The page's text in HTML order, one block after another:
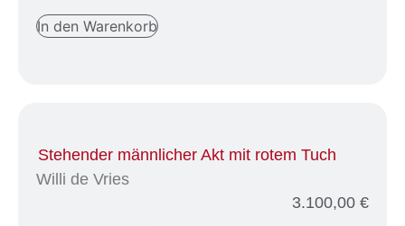
In den Warenkorb
Stehender männlicher Akt mit rotem Tuch
Willi de Vries
3.100,00 €